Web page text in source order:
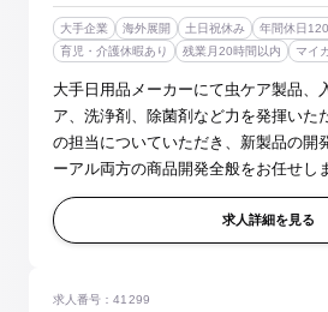
大手企業 海外展開 土日祝休み
年間休日
育児・介護休暇あり
残業月20時間以内 マイ
大手日用品メーカーにて虫ケア製品、
ア、洗浄剤、除菌剤など力を発揮いた
の担当についていただき、新製品の開
ーアル両方の商品開発全般をお任せします。 【具体
・アイデア創造、研究・開発テーマの
設計、試験系の構築、...求人詳細を見る
求人番号：41299